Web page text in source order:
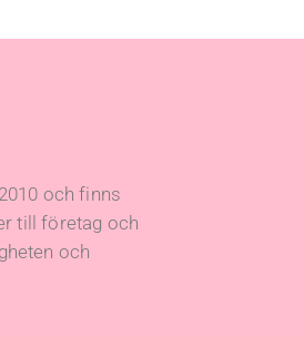
och finns
till företag och
och